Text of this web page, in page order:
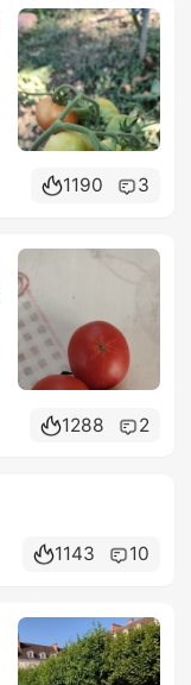
1190 3
1288 2
1143 10